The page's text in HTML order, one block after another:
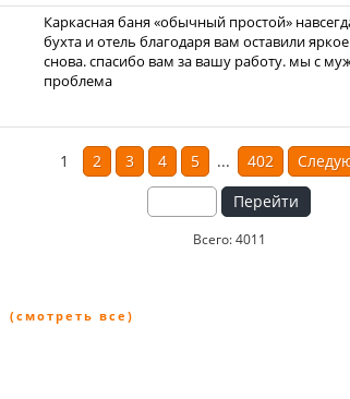
Каркасная баня «обычный простой»
бухта и отель благодаря вам оставили
снова. спасибо вам за вашу работу. мы с
проблема
1 2 3 4 5 ... 402
Перейти
Всего: 4011
(смотреть все)